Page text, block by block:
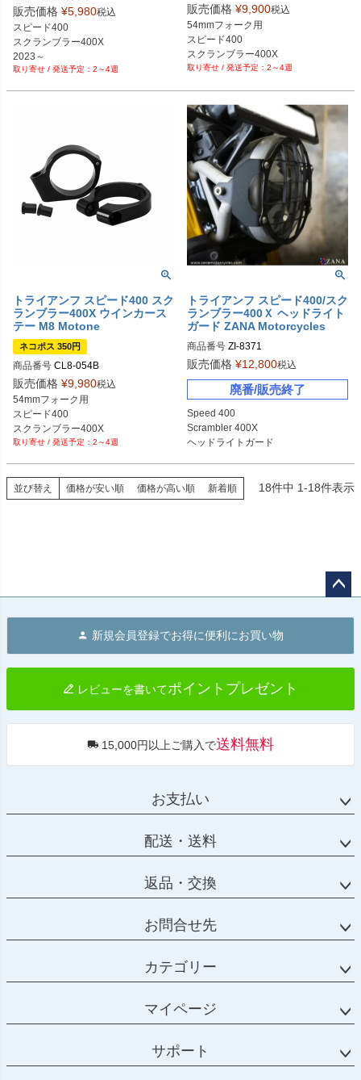
販売価格 ¥5,980税込
スピード400
スクランブラー400X
2023～
2～4週
販売価格 ¥9,900税込
54mmフォーク用
スピード400
スクランブラー400X
2～4週
トライアンフ スピード400 スク
ランブラー400X ウインカース
テー M8 Motone
ネコポス 350円
商品番号 CL8-054B
販売価格 ¥9,980税込
54mmフォーク用
スピード400
スクランブラー400X
2～4週
トライアンフ スピード400/スク
ランブラー400Ｘ ヘッドライト
ガード ZANA Motorcycles
商品番号
販売価格 ¥12,800税込
廃番/販売終了
Speed 400
Scrambler 400X
ヘッドライトガード
並び替え
価格が安い順 価格が高い順 新着順 18件中 1-18件表示
へ
新規会員登録でお得に便利にお買い物
レビューを書いてポイントプレゼント
15,000円以上ご購入で送料無料
お支払い
配送・送料
返品・交換
お問合せ先
カテゴリー
マイページ
サポート